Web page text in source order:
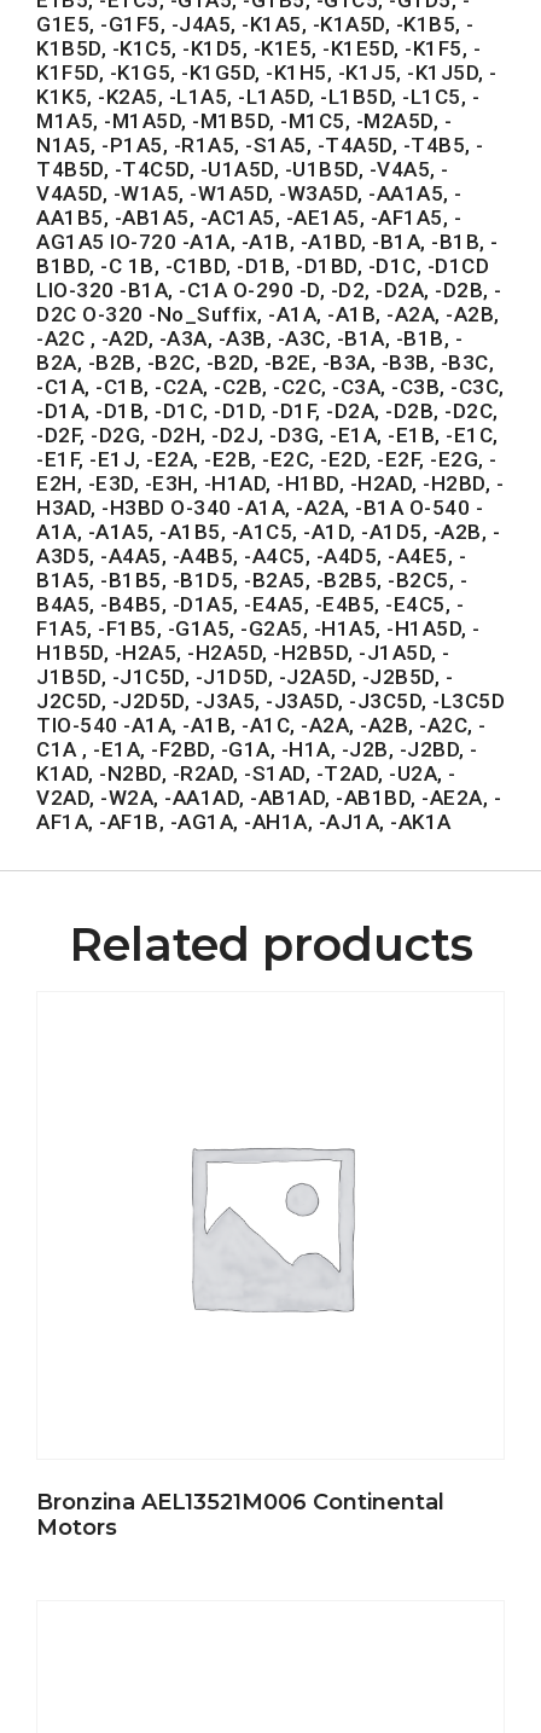
G1E5, -G1F5, -J4A5, -K1A5, -K1A5D, -K1B5, -
K1B5D, -K1C5, -K1D5, -K1E5, -K1E5D, -K1F5, -
K1F5D, -K1G5, -K1G5D, -K1H5, -K1J5, -K1J5D, -
K1K5, -K2A5, -L1A5, -L1A5D, -L1B5D, -L1C5, -
M1A5, -M1A5D, -M1B5D, -M1C5, -M2A5D, -
N1A5, -P1A5, -R1A5, -S1A5, -T4A5D, -T4B5, -
T4B5D, -T4C5D, -U1A5D, -U1B5D, -V4A5, -
V4A5D, -W1A5, -W1A5D, -W3A5D, -AA1A5, -
AA1B5, -AB1A5, -AC1A5, -AE1A5, -AF1A5, -
AG1A5 IO-720 -A1A, -A1B, -A1BD, -B1A, -B1B, -
B1BD, -C 1B, -C1BD, -D1B, -D1BD, -D1C, -D1CD
LIO-320 -B1A, -C1A O-290 -D, -D2, -D2A, -D2B, -
D2C O-320 -No_Suffix, -A1A, -A1B, -A2A, -A2B,
-A2C , -A2D, -A3A, -A3B, -A3C, -B1A, -B1B, -
B2A, -B2B, -B2C, -B2D, -B2E, -B3A, -B3B, -B3C,
-C1A, -C1B, -C2A, -C2B, -C2C, -C3A, -C3B, -C3C,
-D1A, -D1B, -D1C, -D1D, -D1F, -D2A, -D2B, -D2C,
-D2F, -D2G, -D2H, -D2J, -D3G, -E1A, -E1B, -E1C,
-E1F, -E1J, -E2A, -E2B, -E2C, -E2D, -E2F, -E2G, -
E2H, -E3D, -E3H, -H1AD, -H1BD, -H2AD, -H2BD, -
H3AD, -H3BD O-340 -A1A, -A2A, -B1A O-540 -
A1A, -A1A5, -A1B5, -A1C5, -A1D, -A1D5, -A2B, -
A3D5, -A4A5, -A4B5, -A4C5, -A4D5, -A4E5, -
B1A5, -B1B5, -B1D5, -B2A5, -B2B5, -B2C5, -
B4A5, -B4B5, -D1A5, -E4A5, -E4B5, -E4C5, -
F1A5, -F1B5, -G1A5, -G2A5, -H1A5, -H1A5D, -
H1B5D, -H2A5, -H2A5D, -H2B5D, -J1A5D, -
J1B5D, -J1C5D, -J1D5D, -J2A5D, -J2B5D, -
J2C5D, -J2D5D, -J3A5, -J3A5D, -J3C5D, -L3C5D
TIO-540 -A1A, -A1B, -A1C, -A2A, -A2B, -A2C, -
C1A , -E1A, -F2BD, -G1A, -H1A, -J2B, -J2BD, -
K1AD, -N2BD, -R2AD, -S1AD, -T2AD, -U2A, -
V2AD, -W2A, -AA1AD, -AB1AD, -AB1BD, -AE2A, -
AF1A, -AF1B, -AG1A, -AH1A, -AJ1A, -AK1A
Related products
Bronzina AEL13521M006 Continental
Motors